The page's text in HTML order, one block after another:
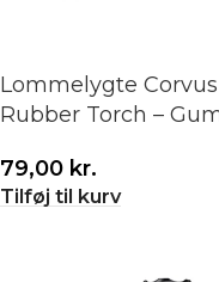
Lommelygte Corvus
Rubber Torch –
79,00 kr.
Tilføj til kurv